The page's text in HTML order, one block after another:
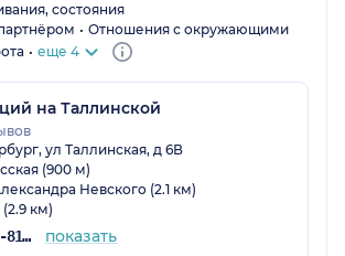
состояния
Отношения с окружающими
еще 4
на Таллинской
ул Таллинская, д 6В
(900 м)
Невского (2.1 км)
км)
+7 (812) 509-81-85 показать